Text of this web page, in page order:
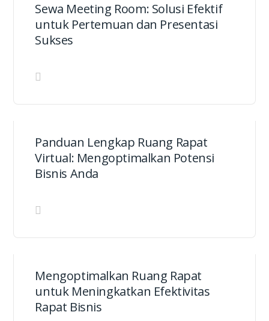
Sewa Meeting Room: Solusi Efektif
untuk Pertemuan dan Presentasi
Sukses
Panduan Lengkap Ruang Rapat
Virtual: Mengoptimalkan Potensi
Bisnis Anda
Mengoptimalkan Ruang Rapat
untuk Meningkatkan Efektivitas
Rapat Bisnis